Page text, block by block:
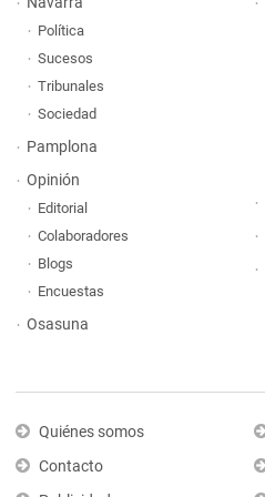
Política
Sucesos
Tribunales
Sociedad
Pamplona
Opinión
Editorial
Colaboradores
Blogs
Encuestas
Osasuna
Quiénes somos
Contacto